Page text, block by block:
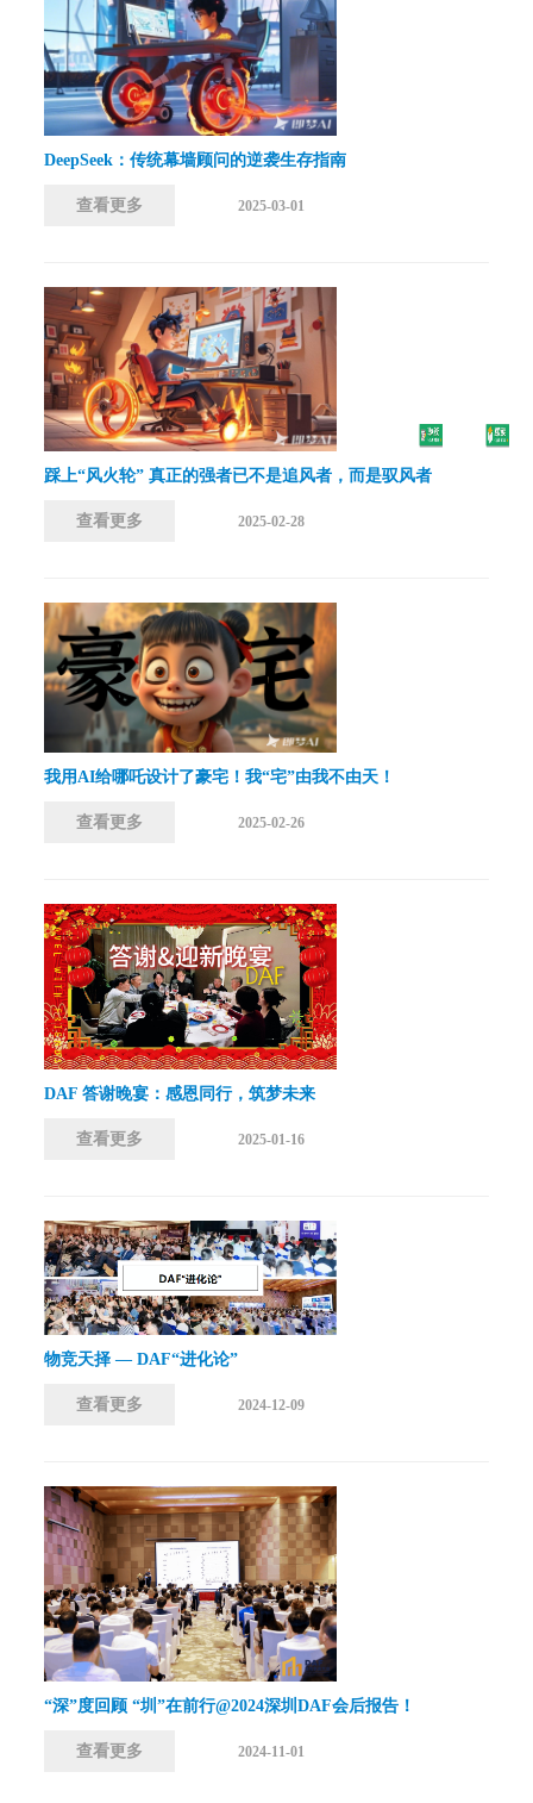
DeepSeek：传统幕墙顾问的逆袭生存指南
查看更多 2025-03-01
踩上“风火轮” 真正的强者已不是追风者，而是驭风者
查看更多 2025-02-28
我用AI给哪吒设计了豪宅！我“宅”由我不由天！
查看更多 2025-02-26
DAF 答谢晚宴：感恩同行，筑梦未来
查看更多 2025-01-16
物竞天择 — DAF“进化论”
查看更多 2024-12-09
“深”度回顾 “圳”在前行@2024深圳DAF会后报告！
查看更多 2024-11-01